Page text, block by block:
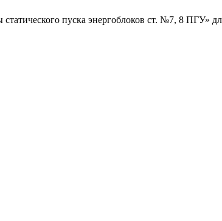
статического пуска энергоблоков ст. №7, 8